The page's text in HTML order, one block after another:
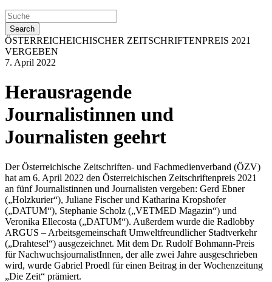
Search
ÖSTERREICHEICHISCHER ZEITSCHRIFTENPREIS 2021
VERGEBEN
7. April 2022
Herausragende
Journalistinnen und
Journalisten geehrt
Der Österreichische Zeitschriften- und Fachmedienverband (ÖZV)
hat am 6. April 2022 den Österreichischen Zeitschriftenpreis 2021
an fünf Journalistinnen und Journalisten vergeben: Gerd Ebner
(„Holzkurier“), Juliane Fischer und Katharina Kropshofer
(„DATUM“), Stephanie Scholz („VETMED Magazin“) und
Veronika Ellecosta („DATUM“). Außerdem wurde die Radlobby
ARGUS – Arbeitsgemeinschaft Umweltfreundlicher Stadtverkehr
(„Drahtesel“) ausgezeichnet. Mit dem Dr. Rudolf Bohmann-Preis
für NachwuchsjournalistInnen, der alle zwei Jahre ausgeschrieben
wird, wurde Gabriel Proedl für einen Beitrag in der Wochenzeitung
„Die Zeit“ prämiert.